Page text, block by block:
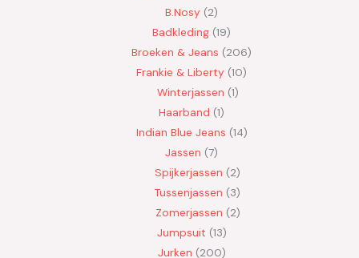
B.Nosy
2
Badkleding 19
Broeken & Jeans
206
Frankie & Liberty 10
Winterjassen 1
Haarband 1
Indian Blue Jeans 14
Jassen 7
Spijkerjassen
2
Tussenjassen
3
Zomerjassen 2
Jumpsuit 13
Jurken 200